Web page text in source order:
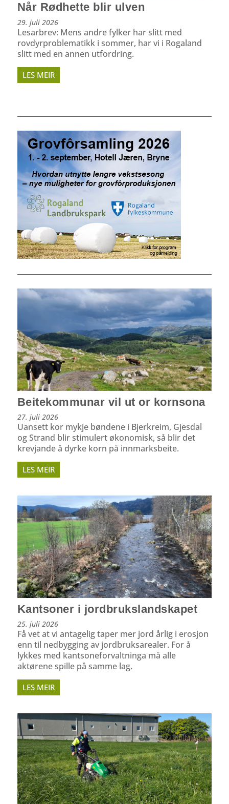
Når Rødhette blir ulven
29. juli 2026
Lesarbrev: Mens andre fylker har slitt med
rovdyrproblematikk i sommer, har vi i Rogaland
slitt med en annen utfordring.
LES MEIR
Beitekommunar vil ut or kornsona
27. juli 2026
Uansett kor mykje bøndene i Bjerkreim, Gjesdal
og Strand blir stimulert økonomisk, så blir det
krevjande å dyrke korn på innmarksbeite.
LES MEIR
Kantsoner i jordbrukslandskapet
25. juli 2026
Få vet at vi antagelig taper mer jord årlig i erosjon
enn til nedbygging av jordbruksarealer. For å
lykkes med kantsoneforvaltninga må alle
aktørene spille på samme lag.
LES MEIR